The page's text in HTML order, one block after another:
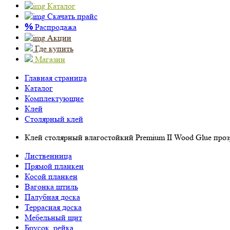
Каталог
Скачать прайс
% Распродажа
Акции
Где купить
Магазин
Главная страница
Каталог
Комплектующие
Клей
Столярный клей
Клей столярный влагостойкий Premium II Wood Glue
Лиственница
Прямой планкен
Косой планкен
Вагонка штиль
Палубная доска
Террасная доска
Мебельный щит
Брусок, рейка